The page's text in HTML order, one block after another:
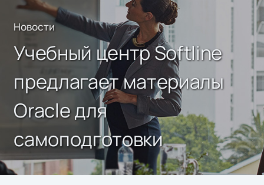
Новости
Учебный центр Softline
предлагает материалы
Oracle для
самоподготовки